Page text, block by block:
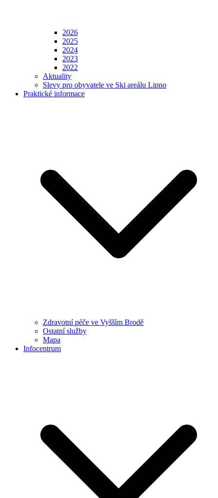
2026
2025
2024
2023
2022
Aktuality
Slevy pro obyvatele ve Ski areálu Lipno
Praktické informace
Zdravotní péče ve Vyšším Brodě
Ostatní služby
Mapa
Infocentrum